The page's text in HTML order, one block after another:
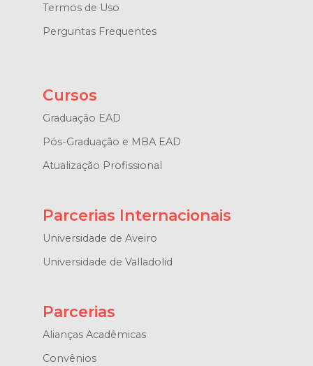
Termos de Uso
Perguntas Frequentes
Cursos
Graduação EAD
Pós-Graduação e MBA EAD
Atualização Profissional
Parcerias Internacionais
Universidade de Aveiro
Universidade de Valladolid
Parcerias
Alianças Acadêmicas
Convênios